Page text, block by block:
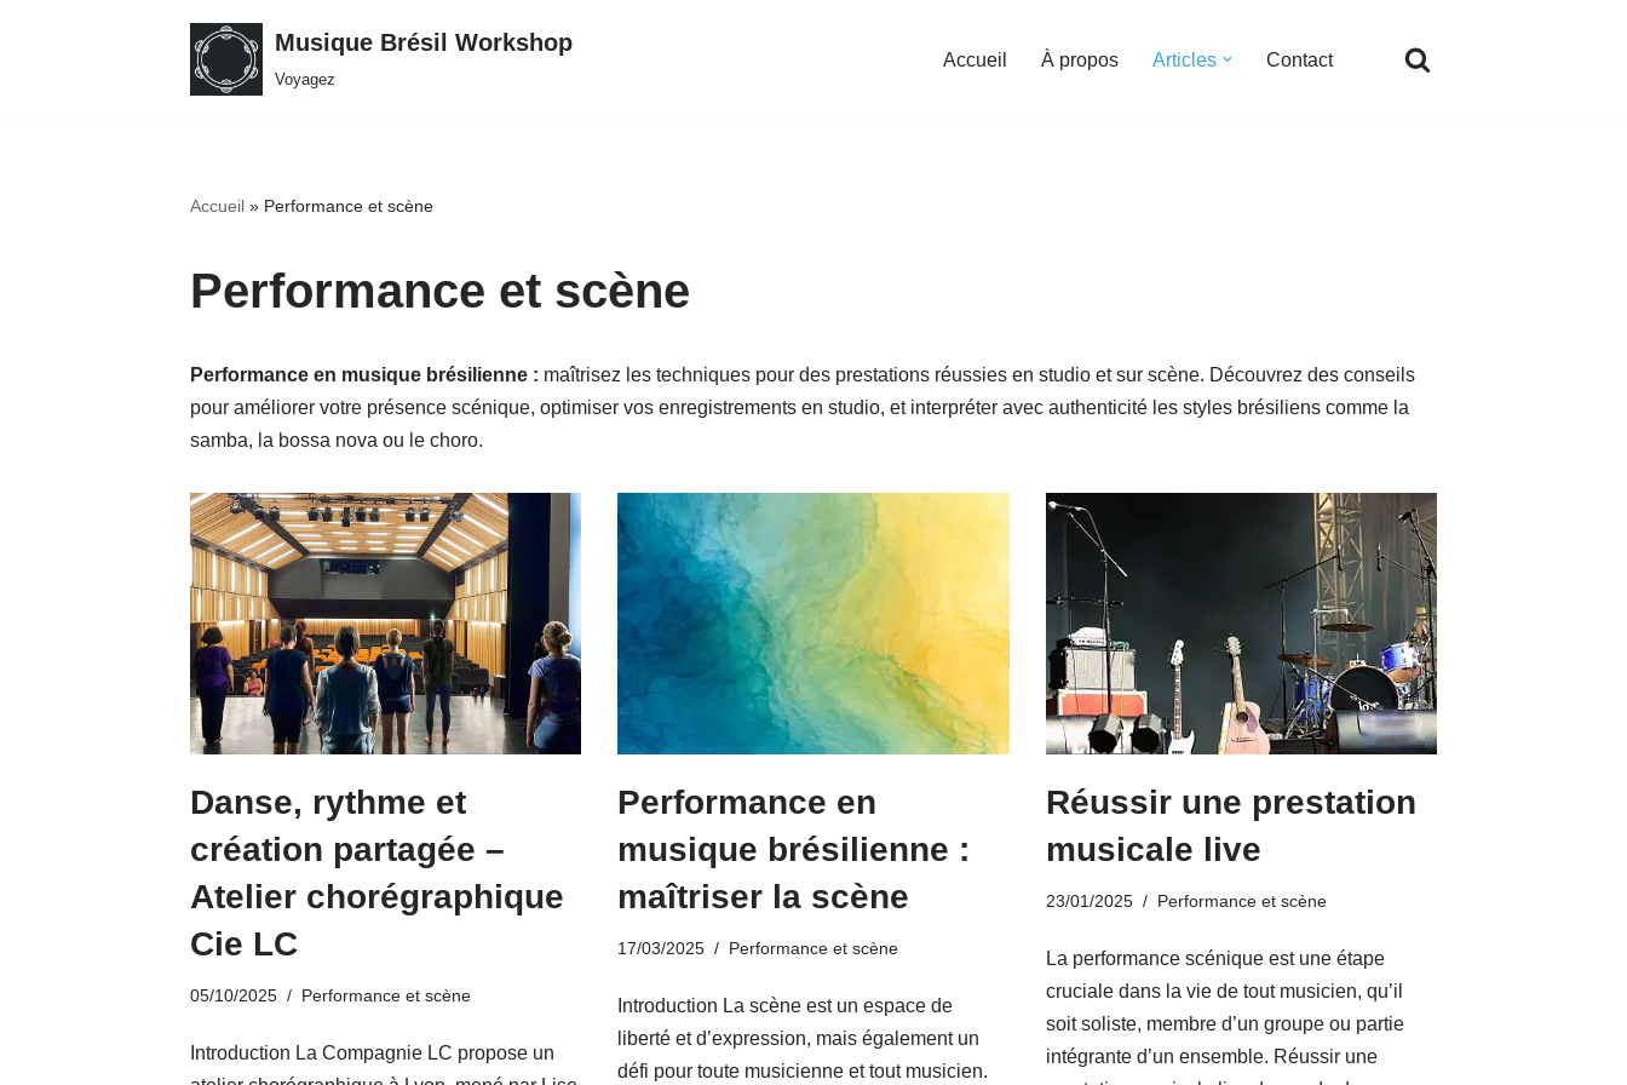
Musique Brésil Workshop
Voyagez
Accueil À propos Articles Contact
Accueil » Performance et scène
Performance et scène
Performance en musique brésilienne : maîtrisez les techniques pour des prestations réussies en studio et sur scène. Découvrez des conseils
pour améliorer votre présence scénique, optimiser vos enregistrements en studio, et interpréter avec authenticité les styles brésiliens comme la
samba, la bossa nova ou le choro.
Danse, rythme et
création partagée –
Atelier chorégraphique
Cie LC
05/10/2025 Performance et scène
Introduction La Compagnie LC propose un
Performance en
musique brésilienne :
maîtriser la scène
17/03/2025 Performance et scène
Introduction La scène est un espace de
liberté et d’expression, mais également un
défi pour toute musicienne et tout musicien.
Réussir une prestation
musicale live
23/01/2025 Performance et scène
La performance scénique est une étape
cruciale dans la vie de tout musicien, qu’il
soit soliste, membre d’un groupe ou partie
intégrante d’un ensemble. Réussir une